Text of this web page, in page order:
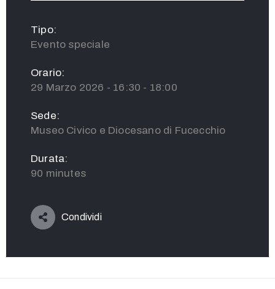
Tipo:
Evento speciale
Orario:
29 Marzo 2026 - 16:30 - 18:00
Sede:
Museo Civico e Diocesano di Fucecchio
Durata:
90 minutes
Condividi